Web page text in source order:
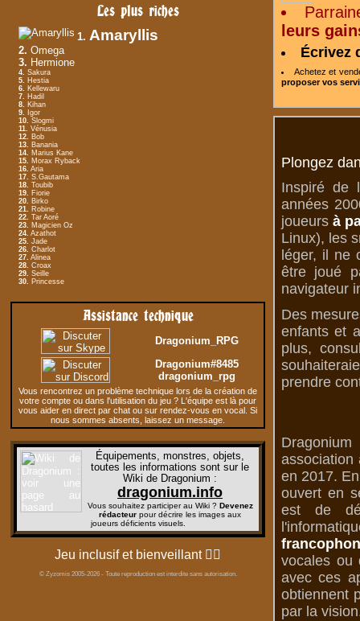
Les plus riches
1. Amaryllis
2. Omega
3. Hermione
4. Sakura
5. Hestia
6. Kellewaru
7. Hadil
8. Kihan
9. Igor
10. Slogmi
11. Vénusia
12. Bob
13. Banania
14. Marius Kane
15. Morax Ryback
16. Aria
17. S.Gautama
18. Toubib
19. Fiorie
20. Birko
21. Robine
22. Tar Aoré
23. Magicien Oz
24. Azathot
25. Jade
26. Charlot
27. Alinea
28. Croax
29. Seille
30. Princesse
Assistance technique
Dragonium_RPG
Dragonium#8485
dragonium_rpg
Vous rencontrez un problème technique lors de la création de
votre compte ou dans l'utilisation du jeu ? L'équipe est là pour
vous aider en direct par chat ou sur rendez-vous en vocal. Si
nous sommes absents, laissez un message.
Équipements, monstres, objets,
toutes les informations sont sur le
Wiki de Dragonium :
dragonium.info
Vous souhaitez participer au Wiki ? Devenez
rédacteur pour décrire les images aux
joueurs déficients visuels.
Jeu inclusif et bienveillant 🏳️‍🌈
© Zyzomis 2005-2026 - Toute reproduction est interdite sans autorisation.
leurs
Écrivez
Achetez et
proposer vos
Plongez
Inspiré de
années
joueursà
Linux), les
léger, il ne
être joué
navigateur
Des
enfants et
plus,
prendre
en 2017.
ouvert en
est de
vocales ou
avec ces
obtiennent
par la